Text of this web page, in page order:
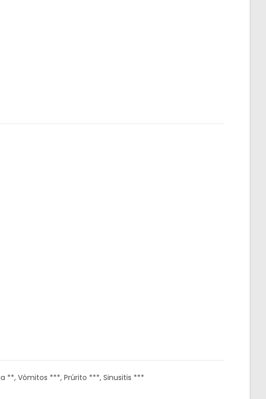
**, Vómitos ***, Prúrito ***, Sinusitis ***